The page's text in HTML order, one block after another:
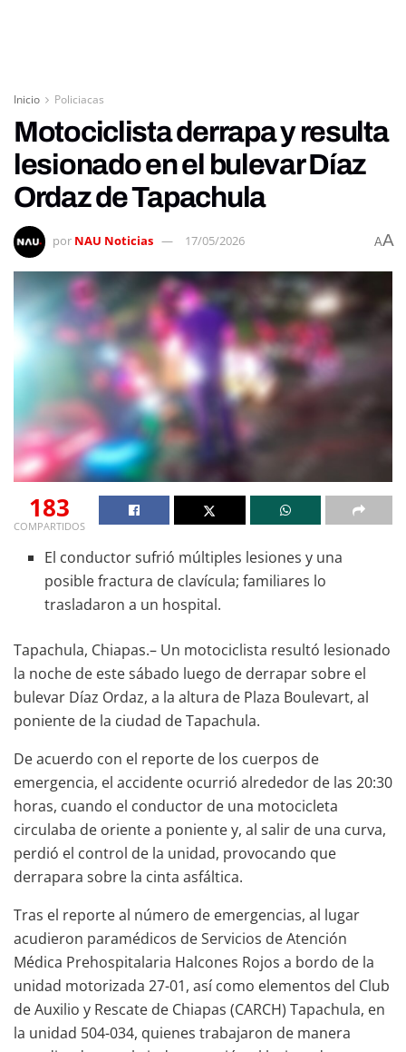
Inicio Policiacas
Motociclista derrapa y resulta
lesionado en el bulevar Díaz
Ordaz de Tapachula
por NAU Noticias 17/05/2026 AA
183
COMPARTIDOS
El conductor sufrió múltiples lesiones y una
posible fractura de clavícula; familiares lo
trasladaron a un hospital.
Tapachula, Chiapas.– Un motociclista resultó lesionado
la noche de este sábado luego de derrapar sobre el
bulevar Díaz Ordaz, a la altura de Plaza Boulevart, al
poniente de la ciudad de Tapachula.
De acuerdo con el reporte de los cuerpos de
emergencia, el accidente ocurrió alrededor de las 20:30
horas, cuando el conductor de una motocicleta
circulaba de oriente a poniente y, al salir de una curva,
perdió el control de la unidad, provocando que
derrapara sobre la cinta asfáltica.
Tras el reporte al número de emergencias, al lugar
acudieron paramédicos de Servicios de Atención
Médica Prehospitalaria Halcones Rojos a bordo de la
unidad motorizada 27-01, así como elementos del Club
de Auxilio y Rescate de Chiapas (CARCH) Tapachula, en
la unidad 504-034, quienes trabajaron de manera